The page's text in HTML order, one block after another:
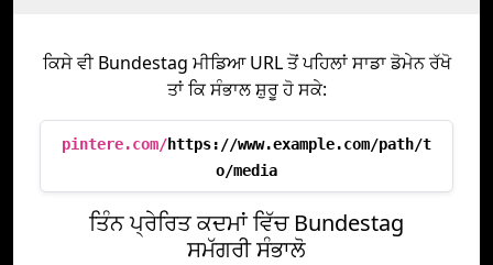
ਕਿਸੇ ਵੀ Bundestag ਮੀਡਿਆ URL ਤੋਂ ਪਹਿਲਾਂ ਸਾਡਾ ਡੋਮੇਨ ਰੱਖੋ
ਤਾਂ ਕਿ ਸੰਭਾਲ ਸ਼ੁਰੂ ਹੋ ਸਕੇ:
pintere.com/https://www.example.com/path/t
o/media
ਤਿੰਨ ਪ੍ਰੇਰਿਤ ਕਦਮਾਂ ਵਿੱਚ Bundestag
ਸਮੱਗਰੀ ਸੰਭਾਲੋ